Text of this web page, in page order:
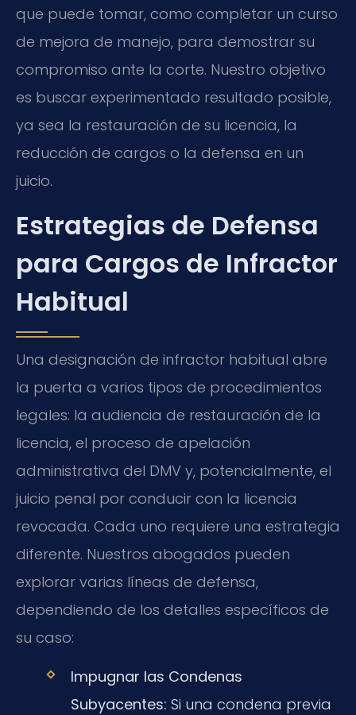
que puede tomar, como completar un curso
de mejora de manejo, para demostrar su
compromiso ante la corte. Nuestro objetivo
es buscar experimentado resultado posible,
ya sea la restauración de su licencia, la
reducción de cargos o la defensa en un
juicio.
Estrategias de Defensa
para Cargos de Infractor
Habitual
Una designación de infractor habitual abre
la puerta a varios tipos de procedimientos
legales: la audiencia de restauración de la
licencia, el proceso de apelación
administrativa del DMV y, potencialmente, el
juicio penal por conducir con la licencia
revocada. Cada uno requiere una estrategia
diferente. Nuestros abogados pueden
explorar varias líneas de defensa,
dependiendo de los detalles específicos de
su caso:
Impugnar las Condenas
Subyacentes: Si una condena previa